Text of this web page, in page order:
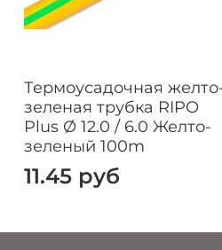
Термоусадочная
зеленая трубка RIPO
Plus Ø 12.0 / 6.0 Желто-
зеленый 100m
11.45 руб